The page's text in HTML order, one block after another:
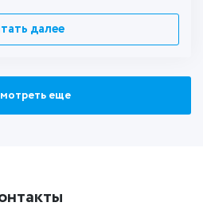
далее
еще